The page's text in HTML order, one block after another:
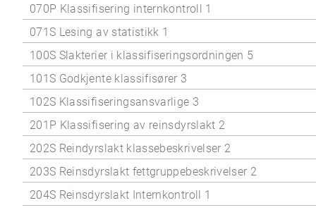
070P Klassifisering internkontroll 1
071S Lesing av statistikk 1
100S Slakterier i klassifiseringsordningen 5
101S Godkjente klassifisører 3
102S Klassifiseringsansvarlige 3
201P Klassifisering av reinsdyrslakt 2
202S Reindyrslakt klassebeskrivelser 2
203S Reinsdyrslakt fettgruppebeskrivelser 2
204S Reinsdyrslakt Internkontroll 1